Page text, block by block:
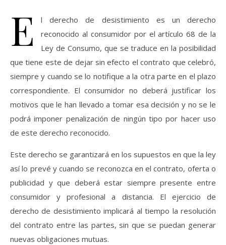
E
l derecho de desistimiento es un derecho
reconocido al consumidor por el artículo 68 de la
Ley de Consumo, que se traduce en la posibilidad
que tiene este de dejar sin efecto el contrato que celebró,
siempre y cuando se lo notifique a la otra parte en el plazo
correspondiente. El consumidor no deberá justificar los
motivos que le han llevado a tomar esa decisión y no se le
podrá imponer penalización de ningún tipo por hacer uso
de este derecho reconocido.
Este derecho se garantizará en los supuestos en que la ley
así lo prevé y cuando se reconozca en el contrato, oferta o
publicidad y que deberá estar siempre presente entre
consumidor y profesional a distancia. El ejercicio de
derecho de desistimiento implicará al tiempo la resolución
del contrato entre las partes, sin que se puedan generar
nuevas obligaciones mutuas.